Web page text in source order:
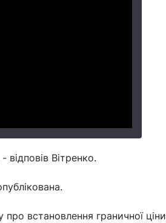
відповів Вітренко.
встановлення граничної ціни